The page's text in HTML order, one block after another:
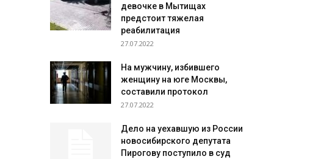
девочке в Мытищах
предстоит тяжелая
реабилитация
27.07.2022
На мужчину, избившего
женщину на юге Москвы,
составили протокол
27.07.2022
Дело на уехавшую из России
новосибирского депутата
Пирогову поступило в суд